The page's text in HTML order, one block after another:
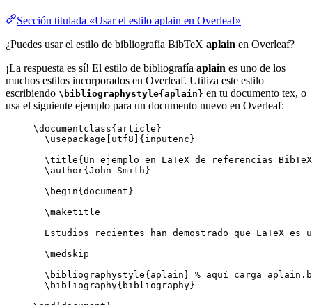
Sección titulada «Usar el estilo aplain en Overleaf»
¿Puedes usar el estilo de bibliografía BibTeX aplain en Overleaf?
¡La respuesta es sí! El estilo de bibliografía aplain es uno de los
muchos estilos incorporados en Overleaf. Utiliza este estilo
escribiendo \bibliographystyle{aplain} en tu documento tex, o
usa el siguiente ejemplo para un documento nuevo en Overleaf:
\documentclass{ article }
\usepackage
utf8 ]{ inputenc }
\title{Un ejemplo en LaTeX de referencias
\author{John Smith}
\begin{ document }
\maketitle
Estudios recientes han demostrado que LaTeX
\medskip
\bibliographystyle{aplain} % aquí carga
\bibliography{bibliography}